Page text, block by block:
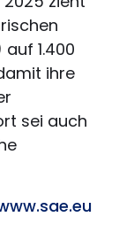
1.400
ihre
sei auch